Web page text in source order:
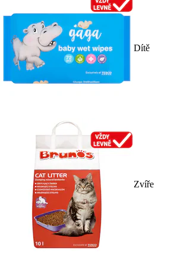
Dítě
Zvíře